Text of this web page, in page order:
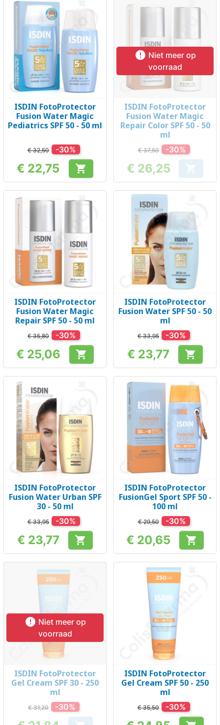
ISDIN FotoProtector
Fusion Water Magic
Pediatrics SPF 50 - 50 ml
€ 32,50 -30%
Prijs
€ 22,75 
 Niet meer op
voorraad
ISDIN FotoProtector
Fusion Water Magic
Repair Color SPF 50 - 50
ml
€ 37,50 -30%
Prijs
€ 26,25 
ISDIN FotoProtector
Fusion Water Magic
Repair SPF 50 - 50 ml
€ 35,80 -30%
Prijs
€ 25,06 
ISDIN FotoProtector
Fusion Water SPF 50 - 50
ml
€ 33,95 -30%
Prijs
€ 23,77 
ISDIN FotoProtector
Fusion Water Urban SPF
30 - 50 ml
€ 33,95 -30%
Prijs
€ 23,77 
ISDIN FotoProtector
FusionGel Sport SPF 50 -
100 ml
€ 29,50 -30%
Prijs
€ 20,65 
 Niet meer op
voorraad
ISDIN FotoProtector
Gel Cream SPF 30 - 250
ml
€ 31,20 -30%
ISDIN FotoProtector
Gel Cream SPF 50 - 250
ml
€ 35,50 -30%